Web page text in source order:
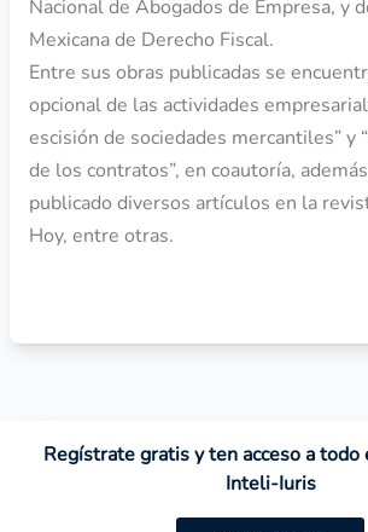
Nacional de Abogados de Empresa, y
Mexicana de Derecho Fiscal.
Entre sus obras publicadas se
opcional de las actividades
escisión de sociedades mercantiles” y
de los contratos”, en coautoría,
publicado diversos artículos en la
Hoy, entre otras.
Regístrate gratis y ten acceso a todo
Inteli-Iuris